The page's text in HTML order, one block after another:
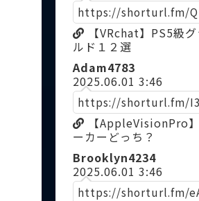
https://shorturl.fm/
【VRchat】PS5級
ルド１２選
Adam4783
2025.06.01 3:46
https://shorturl.fm/
【AppleVisionPro
ーカーどっち？
Brooklyn4234
2025.06.01 3:46
https://shorturl.fm/